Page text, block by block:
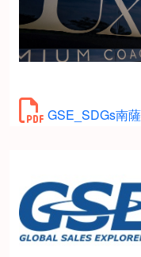
GSE_SDGs南